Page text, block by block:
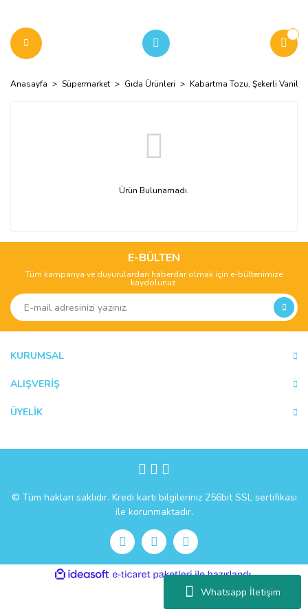
Whatsapp İletişim
Anasayfa Süpermarket Gıda Ürünleri Kabartma Tozu, Şekerli Vanilin
Ürün Bulunamadı.
E-BÜLTEN
Tüm kampanya ve duyurulardan haberdar olmak için e-bültenimize
kaydolunuz.
KURUMSAL
ALIŞVERİŞ
ÜYELİK
© Tüm hakları saklıdır. Kredi kartı bilgileriniz 256bit SSL sertifikası
ile korunmaktadır.
ideasoft
e-
ticaret
paketleri
ile
hazırlandı.